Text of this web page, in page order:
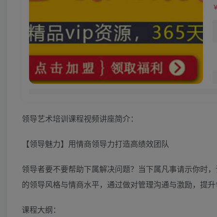
领导艺术培训课程视频讲座简介：
【领导魅力】用情商领导力打造高绩效团队
领导者要不要帮助下属解决问题？当下属凡事请示你时
的领导风格与情商水平，通过做对管理沟通与激励，提
课程大纲：